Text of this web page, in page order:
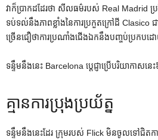
វាក៏ប្រាកដដែរថា សីលធម៌របស់ Real Madrid ប្
ទប់ទល់នឹងភាពខ្លាំងនៃការប្រកួតក្រៅដី
ច្រើនជឿថាការប្រណាំងជើងឯកនឹងបញ្ចប់ប្រកបដ
ទន្ទឹម​នឹង​នេះ Barcelona ប្ដេជ្ញា​ប្រើ​បរិយាកាស​ន
គ្មានការប្រុងប្រយ័ត្ន
ទន្ទឹមនឹងនេះដែរ ក្រុមរបស់ Flick មិនចូលទៅជិត